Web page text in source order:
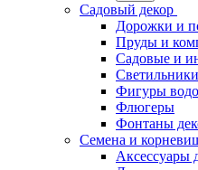
Садовый декор
Дорожки и
Пруды и
Садовые и
Фигуры
Флюгеры
Фонтаны
Семена и
Аксессуары